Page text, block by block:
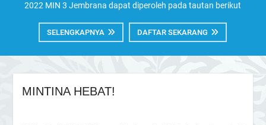
2022 MIN 3 Jembrana dapat diperoleh pada tautan berikut
SELENGKAPNYA DAFTAR SEKARANG
MINTINA HEBAT!